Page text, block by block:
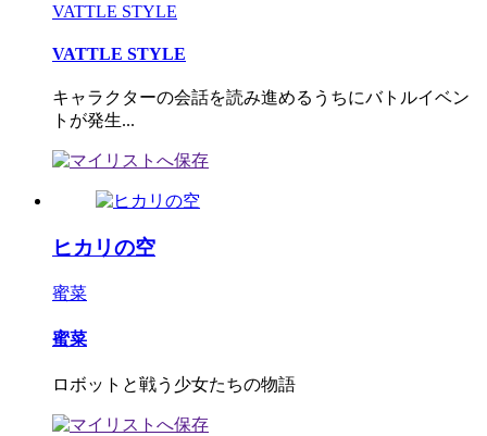
VATTLE STYLE
VATTLE STYLE
キャラクターの会話を読み進めるうちにバトルイベン
トが発生...
ヒカリの空
蜜菜
蜜菜
ロボットと戦う少女たちの物語